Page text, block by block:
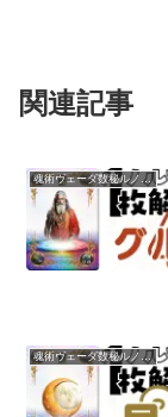
関連記事
魂術ヴェーダ数秘ルノルマンカード
魂術ヴェーダ数秘ルノルマンカード